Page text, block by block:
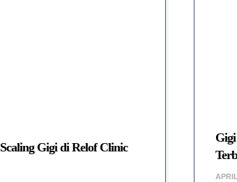
Gigi di Relof Clinic